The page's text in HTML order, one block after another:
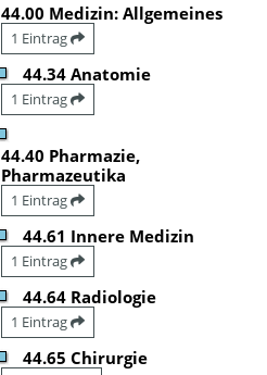
44.00 Medizin: Allgemeines
1 Eintrag
44.34 Anatomie
1 Eintrag
44.40 Pharmazie,
Pharmazeutika
1 Eintrag
44.61 Innere Medizin
1 Eintrag
44.64 Radiologie
1 Eintrag
44.65 Chirurgie